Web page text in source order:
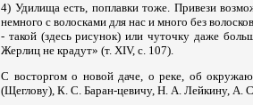
4) Удилища есть, поплавки тоже. Привези
немного с волосками для нас и много без
- такой (здесь рисунок) или чуточку даже
Жерлиц не крадут» (т. XIV, с. 107).
С восторгом о новой даче, о реке, об
(Щеглову), К. С. Баран-цевичу, Н. А. Лейкину, А.